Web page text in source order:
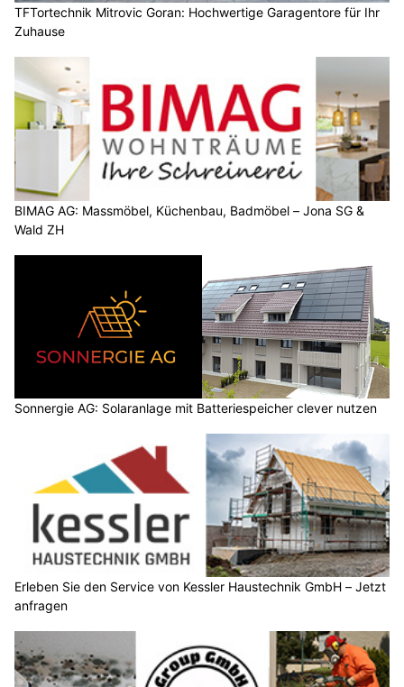
TFTortechnik Mitrovic Goran: Hochwertige Garagentore für Ihr
Zuhause
BIMAG AG: Massmöbel, Küchenbau, Badmöbel – Jona SG &
Wald ZH
Sonnergie AG: Solaranlage mit Batteriespeicher clever nutzen
Erleben Sie den Service von Kessler Haustechnik GmbH – Jetzt
anfragen